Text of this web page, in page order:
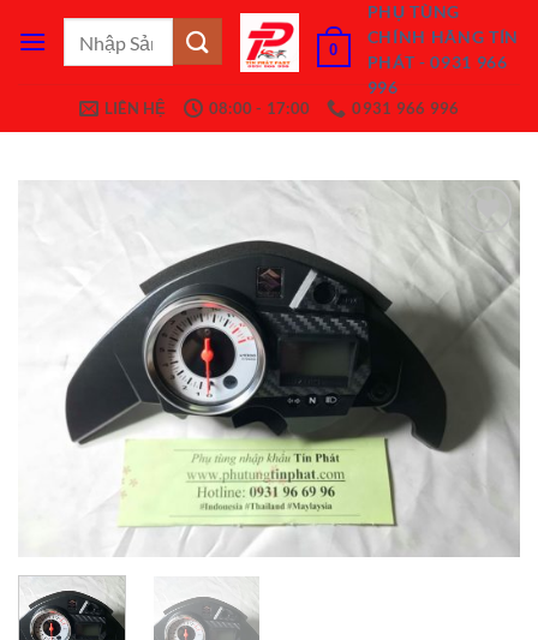
qua
0
PHỤ TÙNG
CHÍNH HÃNG TÍN
PHÁT - 0931 966
996
LIÊN HỆ
08:00 - 17:00 0931 966 996
Add to
Wishlist